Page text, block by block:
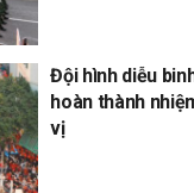
Đội hình diễu
hoàn thành
vị